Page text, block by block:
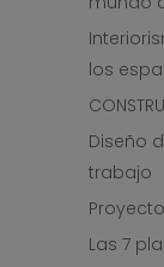
los
Diseño
trabajo
Las 7